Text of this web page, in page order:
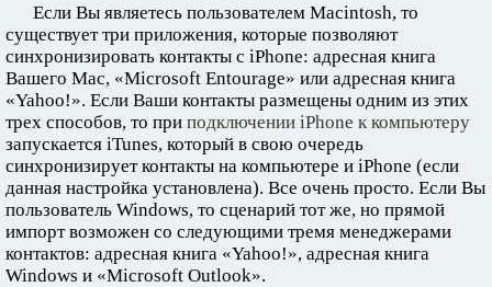
Если Вы являетесь пользователем Macintosh, то
существует три приложения, которые позволяют
синхронизировать контакты с iPhone: адресная книга
Вашего Mac, «Microsoft Entourage» или адресная книга
«Yahoo!». Если Ваши контакты размещены одним из этих
трех способов, то при подключении iPhone к компьютеру
запускается iTunes, который в свою очередь
синхронизирует контакты на компьютере и iPhone (если
данная настройка установлена). Все очень просто. Если Вы
пользователь Windows, то сценарий тот же, но прямой
импорт возможен со следующими тремя менеджерами
контактов: адресная книга «Yahoo!», адресная книга
Windows и «Microsoft Outlook».